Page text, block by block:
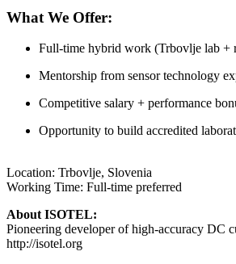
What We Offer:
Full-time hybrid work (Trbovlje lab +
Mentorship from sensor technology
Competitive salary + performance
Opportunity to build accredited
Location: Trbovlje, Slovenia
Working Time: Full-time preferred
About ISOTEL:
Pioneering developer of high-accuracy DC
http://isotel.org